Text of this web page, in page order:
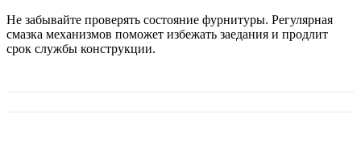
Не забывайте проверять состояние фурнитуры. Регулярная
смазка механизмов поможет избежать заедания и продлит
срок службы конструкции.